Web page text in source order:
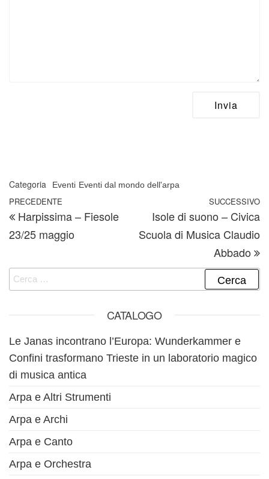
Categoria Eventi Eventi dal mondo dell'arpa
Navigazione articoli
Articolo precedente
PRECEDENTE
Harpissima – Fiesole
23/25 maggio
SUCCESSIVO
Isole di suono – Civica
Scuola di Musica Claudio
Abbado
Ricerca per:
CATALOGO
Le Janas incontrano l’Europa: Wunderkammer e
Confini trasformano Trieste in un laboratorio magico
di musica antica
Arpa e Altri Strumenti
Arpa e Archi
Arpa e Canto
Arpa e Orchestra